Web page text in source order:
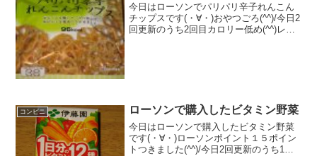
今日はローソンでパリパリ辛子れんこん
チップスです(・∀・)おやつごろ(^^)/今日2
回更新のうち2回目カロリー低め(^^)レン
コンビニ ローソンで購入したビタミン野菜
今日はローソンで購入したビタミン野菜
です(・∀・)ローソンポイント１５ポイン
トつきました(^^)/今日2回更新のうち1回